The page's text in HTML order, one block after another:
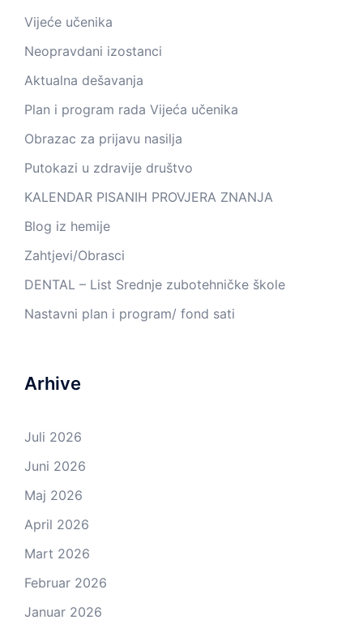
Vijeće učenika
Neopravdani izostanci
Aktualna dešavanja
Plan i program rada Vijeća učenika
Obrazac za prijavu nasilja
Putokazi u zdravije društvo
KALENDAR PISANIH PROVJERA ZNANJA
Blog iz hemije
Zahtjevi/Obrasci
DENTAL – List Srednje zubotehničke škole
Nastavni plan i program/ fond sati
Arhive
Juli 2026
Juni 2026
Maj 2026
April 2026
Mart 2026
Februar 2026
Januar 2026